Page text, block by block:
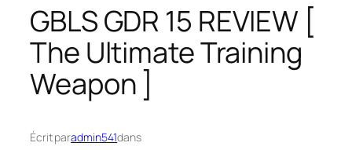
GBLS GDR 15 REVIEW [
The Ultimate Training
Weapon ]
Écrit paradmin541dans